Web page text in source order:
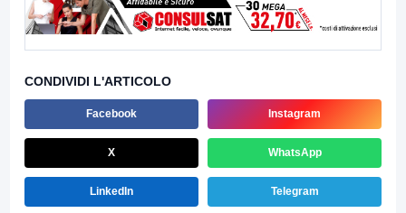
CONDIVIDI L'ARTICOLO
Facebook Instagram
X WhatsApp
LinkedIn Telegram